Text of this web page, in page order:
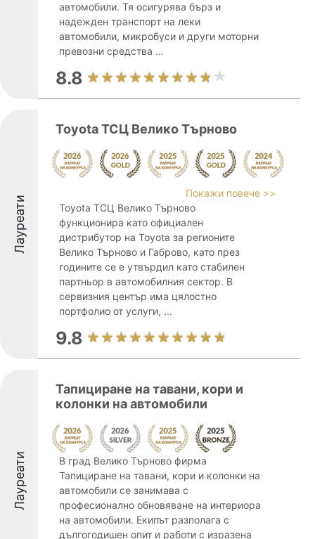
автомобили. Тя осигурява бърз и
надежден транспорт на леки
автомобили, микробуси и други моторни
превозни средства ...
8.8
Лауреати
Toyota ТСЦ Велико Търново
Покажи повече >>
Toyota ТСЦ Велико Търново
функционира като официален
дистрибутор на Toyota за регионите
Велико Търново и Габрово, като през
годините се е утвърдил като стабилен
партньор в автомобилния сектор. В
сервизния център има цялостно
портфолио от услуги, ...
9.8
Лауреати
Тапициране на тавани, кори и
колонки на автомобили
В град Велико Търново фирма
Тапициране на тавани, кори и колонки на
автомобили се занимава с
професионално обновяване на интериора
на автомобили. Екипът разполага с
дългогодишен опит и работи с изразена